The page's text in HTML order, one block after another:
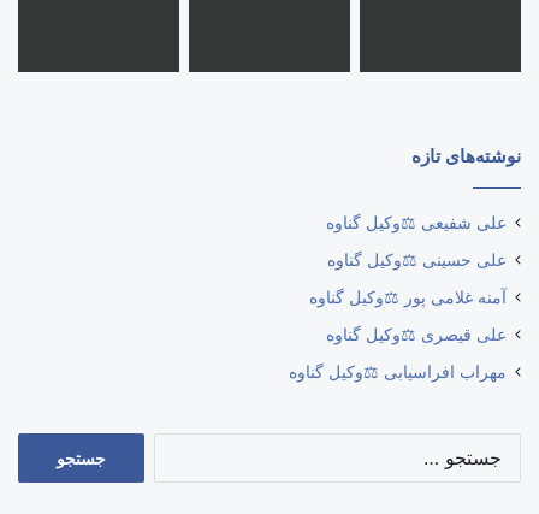
نوشته‌های تازه
علی شفیعی ⚖️وکیل گناوه
علی حسینی ⚖️وکیل گناوه
آمنه غلامی پور ⚖️وکیل گناوه
علی قیصری ⚖️وکیل گناوه
مهراب افراسیابی ⚖️وکیل گناوه